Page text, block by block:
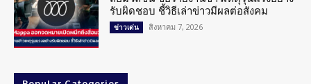
รับผิดชอบ ชี้วิธีเล่าข่าวมีผลต่อสังคม
ข่าวเด่น สิงหาคม 7, 2026